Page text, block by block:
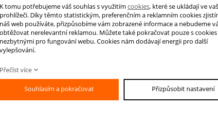
je použito 1 000 000 vpichů. Výška vlasu je 12 mm a jejich hmotnost je
na dotek. Zároveň se snadno udržují v čistotě. Tato kolekce nabízí
zákazníky.
smetanová, béžová, hnědá
ÚDRŽBA:
koberců BOWI EXA postačí suché vysávání. Hloubkové čištění je
by mělo probíhat všemi směry.
K tomu potřebujeme váš souhlas s využitím cookies, které se ukládají ve
prohlížeči. Díky těmto statistickým, preferenčním a reklamním cookies
náš web používáte, přizpůsobíme vám zobrazené informace a nebudeme
obtěžovat nerelevantní reklamou. Můžete také pokračovat pouze s cookies
nezbytnými pro fungování webu. Cookies nám dodávají energii pro další
vylepšování.
Přečíst více
Souhlasím a pokračovat Přizpůsobit nastavení